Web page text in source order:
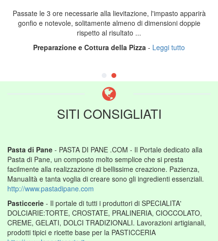
Passate le 3 ore necessarie alla lievitazione, l'impasto apparirà
gonfio e notevole, solitamente almeno di dimensioni doppie
rispetto al risultato ...
Preparazione e Cottura della Pizza - Leggi tutto
SITI CONSIGLIATI
Pasta di Pane - PASTA DI PANE .COM - Il Portale dedicato alla
Pasta di Pane, un composto molto semplice che si presta
facilmente alla realizzazione di bellissime creazione. Pazienza,
Manualità e tanta voglia di creare sono gli ingredienti essenziali.
http://www.pastadipane.com
Pasticcerie - Il portale di tutti i produttori di SPECIALITA'
DOLCIARIE:TORTE, CROSTATE, PRALINERIA, CIOCCOLATO,
CREME, GELATI, DOLCI TRADIZIONALI. Lavorazioni artigianali,
prodotti tipici e ricette base per la PASTICCERIA